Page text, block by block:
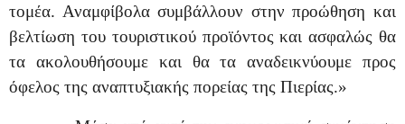
τομέα. Αναμφίβολα συμβάλλουν στην προώθηση και
βελτίωση του τουριστικού προϊόντος και ασφαλώς θα
τα ακολουθήσουμε και θα τα αναδεικνύουμε προς
όφελος της αναπτυξιακής πορείας της Πιερίας.»